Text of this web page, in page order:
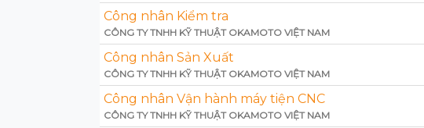
Công nhân Kiểm tra
CÔNG TY TNHH KỸ THUẬT OKAMOTO VIỆT NAM
Công nhân Sản Xuất
CÔNG TY TNHH KỸ THUẬT OKAMOTO VIỆT NAM
Công nhân Vận hành máy tiện CNC
CÔNG TY TNHH KỸ THUẬT OKAMOTO VIỆT NAM